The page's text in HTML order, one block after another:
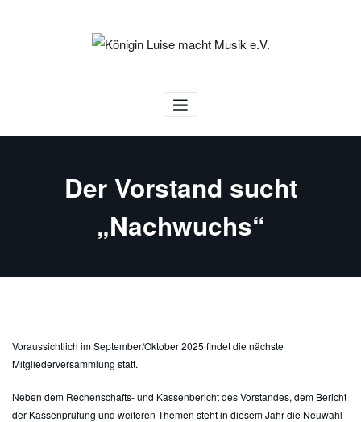
Königin Luise macht Musik e.V.
Der Vorstand sucht
„Nachwuchs“
Voraussichtlich im September/Oktober 2025 findet die nächste
Mitgliederversammlung statt.
Neben dem Rechenschafts- und Kassenbericht des Vorstandes, dem Bericht
der Kassenprüfung und weiteren Themen steht in diesem Jahr die Neuwahl